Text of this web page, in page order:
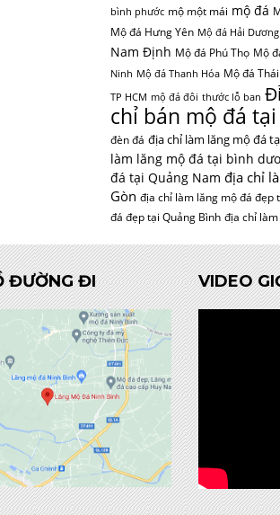
bình phước mộ một mái mộ đá
Mộ đá Hưng Yên Mộ đá Hải Dương
Nam Định Mộ đá Phú Thọ Mộ
Ninh Mộ đá Thanh Hóa Mộ đá
TP HCM mộ đá đôi thước lỗ ban
chỉ bán mộ đá
đèn đá địa chỉ làm lăng mộ đá
làm lăng mộ đá tại bình
đá tại Quảng Nam địa chỉ
Gòn địa chỉ làm lăng mộ đá đẹp
đá đẹp tại Quảng Bình địa chỉ
ĐƯỜNG ĐI VIDEO